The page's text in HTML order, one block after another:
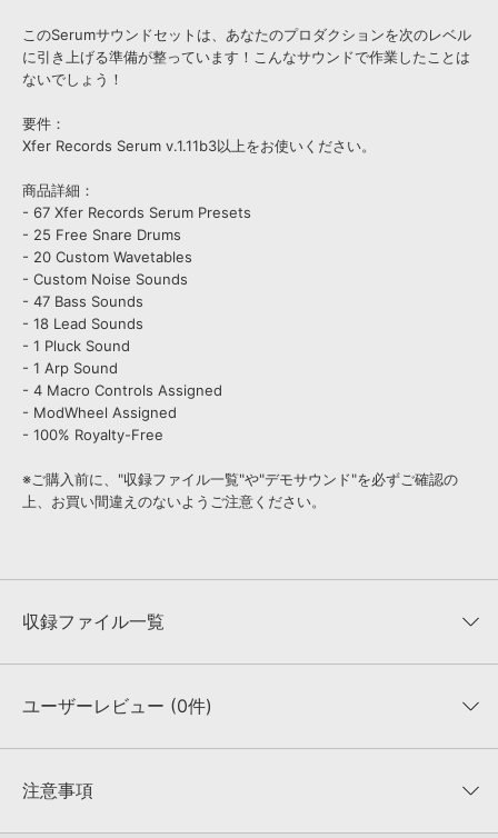
このSerumサウンドセットは、あなたのプロダクションを次のレベル
に引き上げる準備が整っています！こんなサウンドで作業したことは
ないでしょう！
要件：
Xfer Records Serum v.1.11b3以上をお使いください。
商品詳細：
- 67 Xfer Records Serum Presets
- 25 Free Snare Drums
- 20 Custom Wavetables
- Custom Noise Sounds
- 47 Bass Sounds
- 18 Lead Sounds
- 1 Pluck Sound
- 1 Arp Sound
- 4 Macro Controls Assigned
- ModWheel Assigned
- 100% Royalty-Free
※ご購入前に、"収録ファイル一覧"や"デモサウンド"を必ずご確認の
上、お買い間違えのないようご注意ください。
収録ファイル一覧
収録ファイル一覧
ユーザーレビュー (0件)
★★★★★
注意事項